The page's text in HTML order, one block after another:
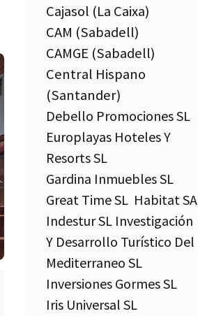
Cajasol (La Caixa)
CAM (Sabadell)
CAMGE (Sabadell)
Central Hispano
(Santander)
Debello Promociones SL
Europlayas Hoteles Y
Resorts SL
Gardina Inmuebles SL
Great Time SL Habitat SA
Indestur SL Investigación
Y Desarrollo Turístico Del
Mediterraneo SL
Inversiones Gormes SL
Iris Universal SL